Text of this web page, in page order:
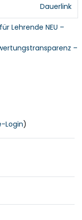
Dauerlink
Lehrende NEU –
–
Login)